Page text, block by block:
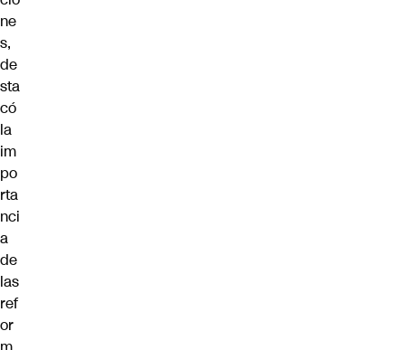
ne
s,
de
sta
có
la
im
po
rta
nci
a
de
las
ref
or